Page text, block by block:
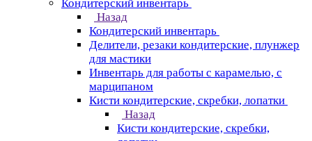
Кондитерский инвентарь
Назад
Кондитерский инвентарь
Делители, резаки кондитерские, плунжер
для мастики
Инвентарь для работы с карамелью, с
марципаном
Кисти кондитерские, скребки, лопатки
Назад
Кисти кондитерские, скребки,